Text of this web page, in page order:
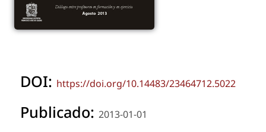
DOI: https://doi.org/10.14483/23464712.5022
Publicado: 2013-01-01